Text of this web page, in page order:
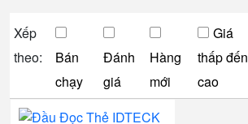
Xếp
theo:
Bán
chạy
Đánh
giá
Hàng
mới
Giá
thấp đến
cao